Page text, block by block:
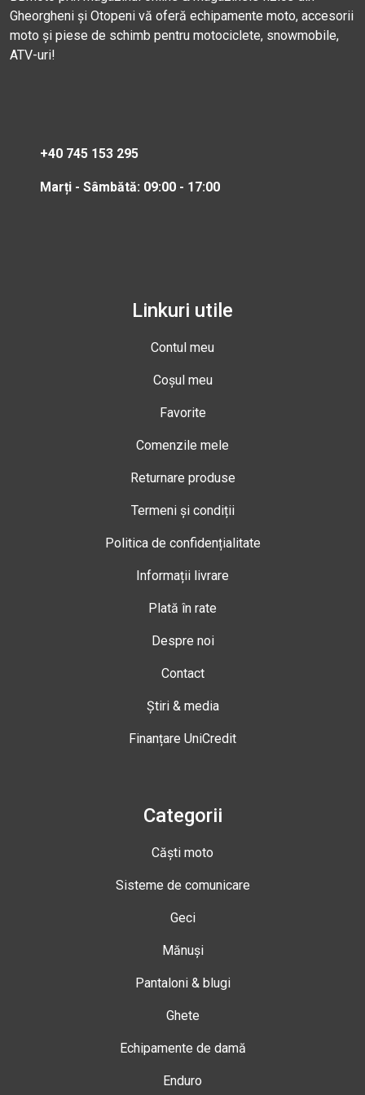
Gheorgheni și Otopeni vă oferă echipamente moto, accesorii
moto și piese de schimb pentru motociclete, snowmobile,
ATV-uri!
+40 745 153 295
Marți - Sâmbătă: 09:00 - 17:00
Linkuri utile
Contul meu
Coșul meu
Favorite
Comenzile mele
Returnare produse
Termeni și condiții
Politica de confidențialitate
Informații livrare
Plată în rate
Despre noi
Contact
Știri & media
Finanțare UniCredit
Categorii
Căști moto
Sisteme de comunicare
Geci
Mănuși
Pantaloni & blugi
Ghete
Echipamente de damă
Enduro